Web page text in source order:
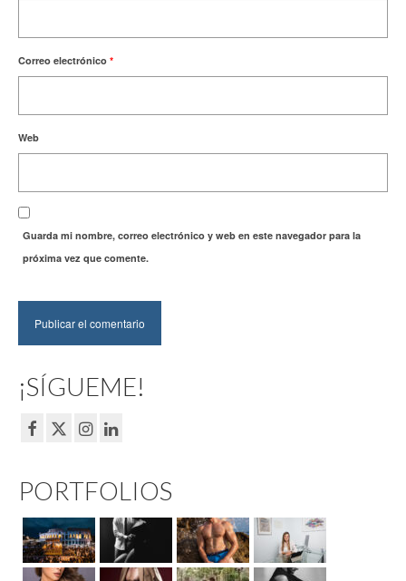
Correo electrónico *
Web
Guarda mi nombre, correo electrónico y web en este navegador para la
próxima vez que comente.
¡SÍGUEME!
PORTFOLIOS